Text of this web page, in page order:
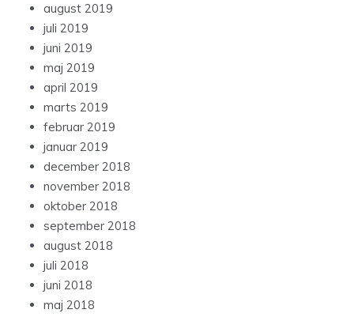
august 2019
juli 2019
juni 2019
maj 2019
april 2019
marts 2019
februar 2019
januar 2019
december 2018
november 2018
oktober 2018
september 2018
august 2018
juli 2018
juni 2018
maj 2018